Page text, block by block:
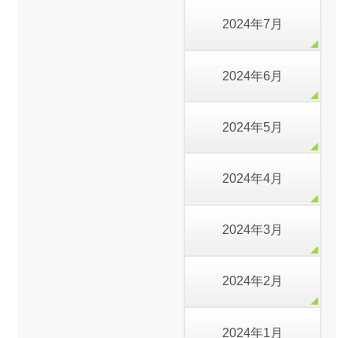
2024年7月
2024年6月
2024年5月
2024年4月
2024年3月
2024年2月
2024年1月